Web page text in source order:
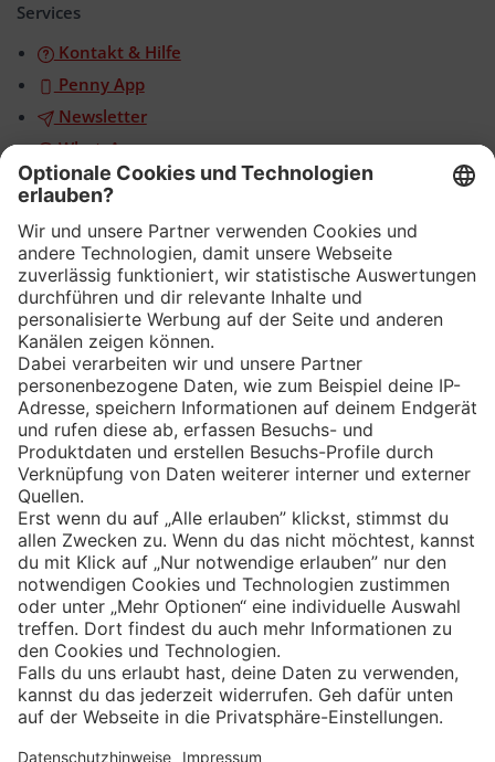
Services
Kontakt & Hilfe
Penny App
Newsletter
WhatsApp
App
Eishockey
Impressum